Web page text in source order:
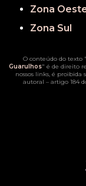
Zona
Zona Sul
O conteúdo do texto "
Guarulhos" é de direito
nossos links, é
autoral – artigo 184